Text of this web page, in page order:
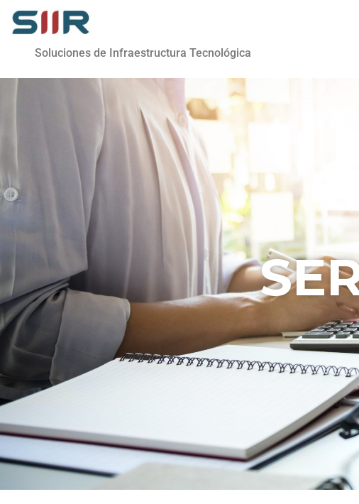
Soluciones de Infraestructura Tecnológica